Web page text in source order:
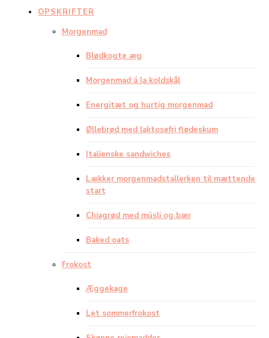
OPSKRIFTER
Morgenmad
Blødkogte æg
Morgenmad á la koldskål
Energitæt og hurtig morgenmad
Øllebrød med laktosefri flødeskum
Italienske sandwiches
Lækker morgenmadstallerken til mættende
start
Chiagrød med müsli og bær
Baked oats
Frokost
Æggekage
Let sommerfrokost